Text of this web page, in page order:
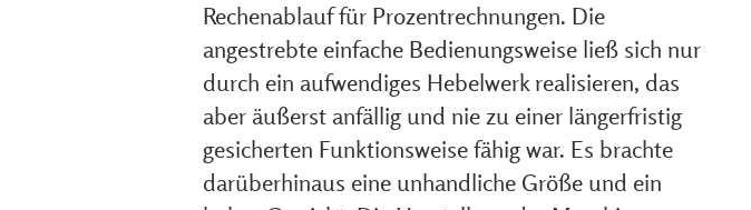
Rechenablauf für Prozentrechnungen. Die
angestrebte einfache Bedienungsweise ließ sich nur
durch ein aufwendiges Hebelwerk realisieren, das
aber äußerst anfällig und nie zu einer längerfristig
gesicherten Funktionsweise fähig war. Es brachte
darüberhinaus eine unhandliche Größe und ein